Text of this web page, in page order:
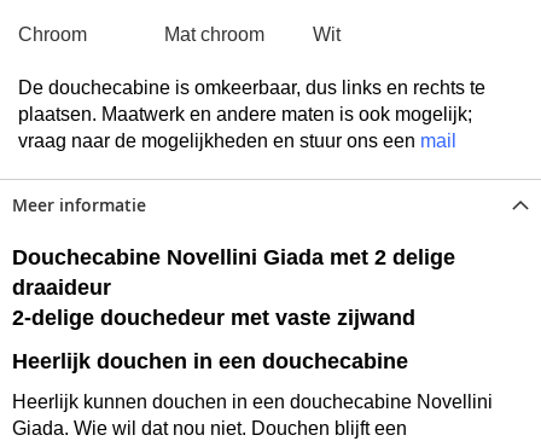
Chroom Mat chroom Wit
De douchecabine is omkeerbaar, dus links en rechts te
plaatsen. Maatwerk en andere maten is ook mogelijk;
vraag naar de mogelijkheden en stuur ons een mail
Meer informatie
Douchecabine Novellini Giada met 2 delige
draaideur
2-delige douchedeur met vaste zijwand
Heerlijk douchen in een douchecabine
Heerlijk kunnen douchen in een douchecabine Novellini
Giada. Wie wil dat nou niet. Douchen blijft een